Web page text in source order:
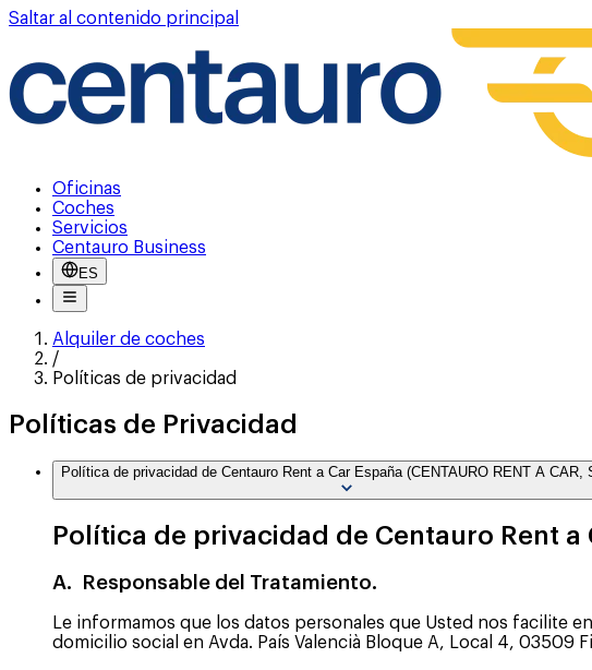
Saltar al contenido principal
Oficinas
Coches
Servicios
Centauro Business
ES
Alquiler de coches
/
Políticas de privacidad
Políticas de Privacidad
Política de privacidad de Centauro Rent a Car España (CENTAURO RENT A CAR,
Política de privacidad de Centauro Rent a
A. Responsable del Tratamiento.
Le informamos que los datos personales que Usted nos facilite
domicilio social en Avda. País Valencià Bloque A, Local 4, 03509